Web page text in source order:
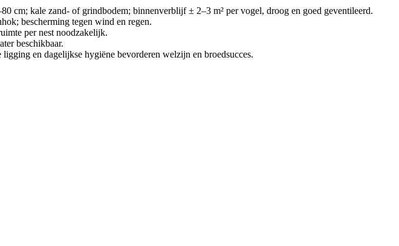
cm; kale zand- of grindbodem; binnenverblijf ± 2–3 m² per vogel, droog en goed geventileerd.
bescherming tegen wind en regen.
per nest noodzakelijk.
beschikbaar.
en dagelijkse hygiëne bevorderen welzijn en broedsucces.